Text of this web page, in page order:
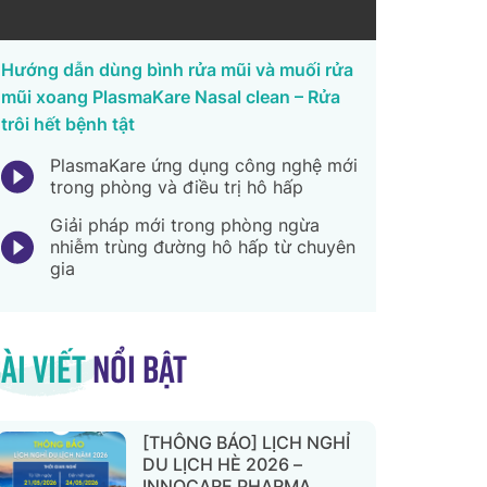
Hướng dẫn dùng bình rửa mũi và muối rửa
mũi xoang PlasmaKare Nasal clean – Rửa
trôi hết bệnh tật
PlasmaKare ứng dụng công nghệ mới
trong phòng và điều trị hô hấp
Giải pháp mới trong phòng ngừa
nhiễm trùng đường hô hấp từ chuyên
gia
viếtnổi bật
[THÔNG BÁO] LỊCH NGHỈ
DU LỊCH HÈ 2026 –